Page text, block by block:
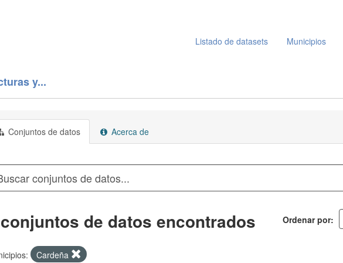
Listado de datasets
Municipios
y...
Conjuntos de datos Acerca de
Ordenar por
de datos encontrados
Cardeña